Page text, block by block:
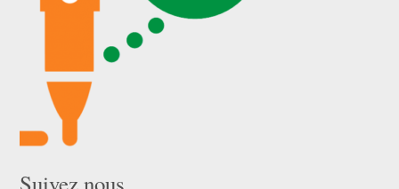
Suivez nous …